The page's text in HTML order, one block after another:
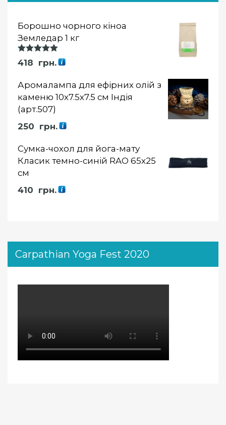
Борошно чорного кіноа
Земледар 1 кг
Оцінка
5.00із 5
418 грн.
Аромалампа для ефірних олій з
каменю 10х7.5х7.5 см Індія
(арт.507)
250 грн.
Сумка-чохол для йога-мату
Класик темно-синій RAO 65х25
см
410 грн.
Carpathian Yoga Fest 2020